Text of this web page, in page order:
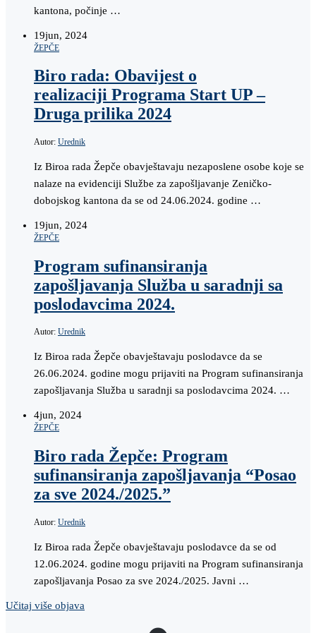
kantona, počinje …
19jun, 2024
ŽEPČE
Biro rada: Obavijest o
realizaciji Programa Start UP –
Druga prilika 2024
Autor: Urednik
Iz Biroa rada Žepče obavještavaju nezaposlene osobe koje se
nalaze na evidenciji Službe za zapošljavanje Zeničko-
dobojskog kantona da se od 24.06.2024. godine …
19jun, 2024
ŽEPČE
Program sufinansiranja
zapošljavanja Služba u saradnji sa
poslodavcima 2024.
Autor: Urednik
Iz Biroa rada Žepče obavještavaju poslodavce da se
26.06.2024. godine mogu prijaviti na Program sufinansiranja
zapošljavanja Služba u saradnji sa poslodavcima 2024. …
4jun, 2024
ŽEPČE
Biro rada Žepče: Program
sufinansiranja zapošljavanja “Posao
za sve 2024./2025.”
Autor: Urednik
Iz Biroa rada Žepče obavještavaju poslodavce da se od
12.06.2024. godine mogu prijaviti na Program sufinansiranja
zapošljavanja Posao za sve 2024./2025. Javni …
Učitaj više objava